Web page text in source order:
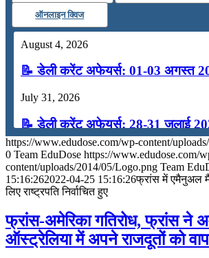
ऑनलाइन क्विज
August 4, 2026
📝 डेली करेंट अफेयर्स: 01-03 अगस्त
July 31, 2026
📝 डेली करेंट अफेयर्स: 28-31 जुलाई
July 28, 2026
📝 डेली करेंट अफेयर्स: 25-27 जुलाई
📝 डेली करेंट अफेयर्स: 22-24 जुलाई
https://www.edudose.com/wp-content/
0 Team EduDose https://www.edudose.com/
content/uploads/2014/05/Logo.png Team
15:16:262022-04-25 15:16:26फ्रांस में एमैनुअल
लिए राष्‍ट्रपति निर्वाचित हुए
फ्रांस-अमेरिका गतिरोध, फ्रांस ने
ऑस्ट्रेलिया में अपने राजदूतों को